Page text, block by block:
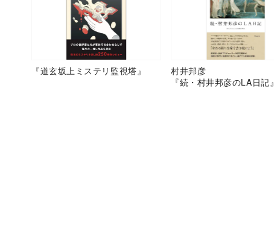
『道玄坂上ミステリ監視塔』
村井邦彦
『続・村井邦彦のLA日記』